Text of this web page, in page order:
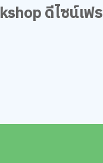
ดีไซน์เ